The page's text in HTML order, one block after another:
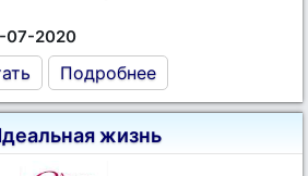
07-2020
Подробнее
жизнь